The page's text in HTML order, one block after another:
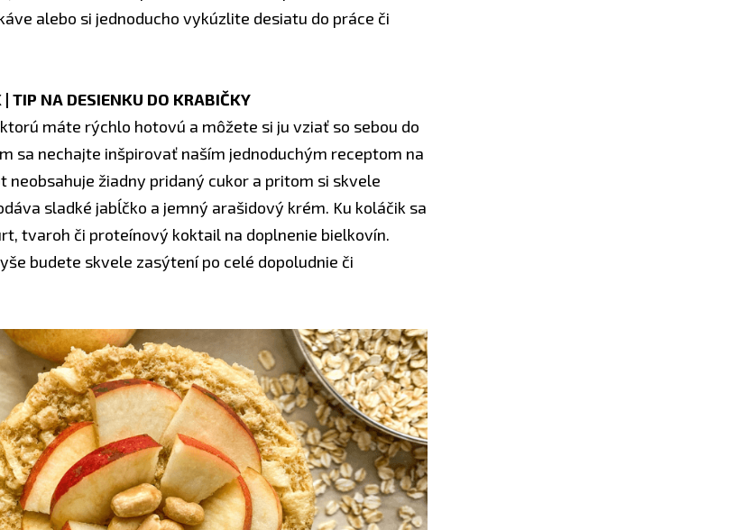
alebo si jednoducho vykúzlite desiatu do práce či
TIP NA DESIENKU DO KRABIČKY
máte rýchlo hotovú a môžete si ju vziať so sebou do
sa nechajte inšpirovať naším jednoduchým receptom na
neobsahuje žiadny pridaný cukor a pritom si skvele
sladké jabĺčko a jemný arašidový krém. Ku koláčik sa
tvaroh či proteínový koktail na doplnenie bielkovín.
budete skvele zasýtení po celé dopoludnie či